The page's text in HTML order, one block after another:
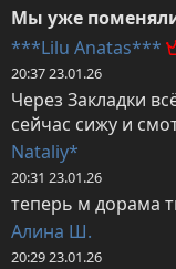
Мы уже
***Lilu Anatas***
20:37 23.01.26
Через Закладки
сейчас сижу и
Nataliy*
20:31 23.01.26
теперь м дорама
Алина Ш.
20:29 23.01.26